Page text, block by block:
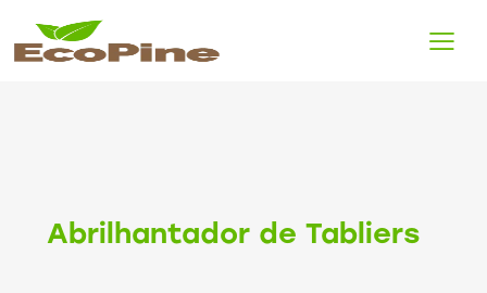
Abrilhantador de Tabliers